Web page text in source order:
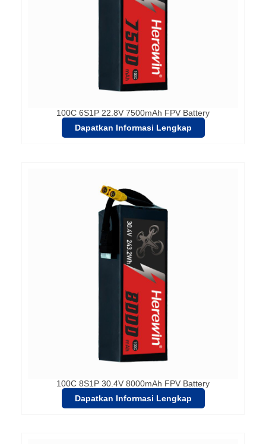
100C 6S1P 22.8V 7500mAh FPV Battery
Dapatkan Informasi Lengkap
100C 8S1P 30.4V 8000mAh FPV Battery
Dapatkan Informasi Lengkap